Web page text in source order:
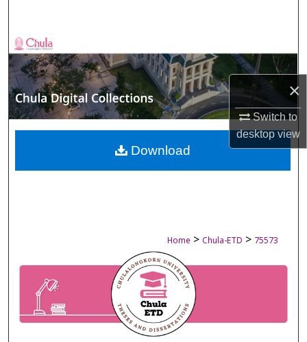
×
Switch to
desktopview
Browse Collections
My Account
About
Digital Commons Network™
Home > Chula-ETD > 75573
Download